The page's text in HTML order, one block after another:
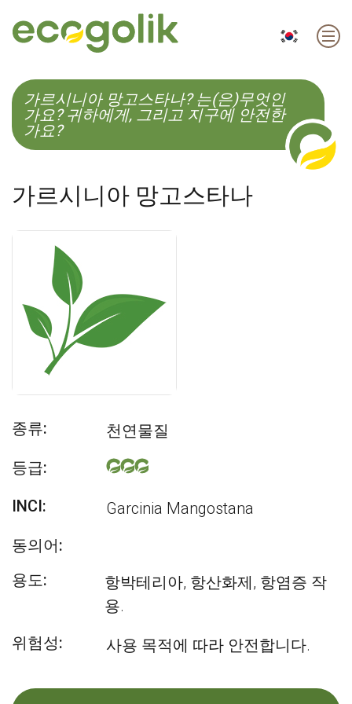
EN ES CS KO
가르시니아 망고스타나? 는(은)무엇인
가요? 귀하에게, 그리고 지구에 안전한
가요?
가르시니아 망고스타나
종류:
천연물질
등급:
INCI:
Garcinia Mangostana
동의어:
용도:
항박테리아, 항산화제, 항염증 작
용.
위험성:
사용 목적에 따라 안전합니다.